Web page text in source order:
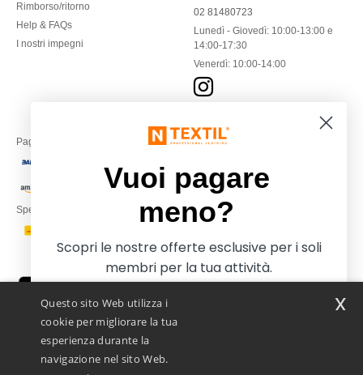
Rimborso/ritorno
Help & FAQs
I nostri impegni
02 81480723
Lunedì - Giovedì: 10:00-13:00 e
14:00-17:30
Venerdì: 10:00-14:00
Paga con
Spediamo con
Questo sito Web utilizza i
cookie per migliorare la tua
esperienza durante la
navigazione nel sito Web.
x
Vuoi pagare
meno?
Scopri le nostre offerte esclusive per i soli
membri per la tua attività.